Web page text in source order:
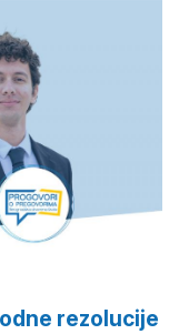
rezolucije